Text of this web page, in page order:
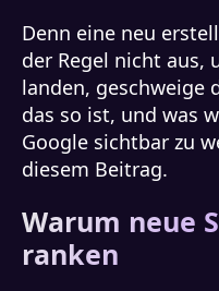
Denn eine neu
der Regel nicht aus,
landen, geschweige
das so ist, und was
Google sichtbar zu
diesem Beitrag.
Warum neue
ranken